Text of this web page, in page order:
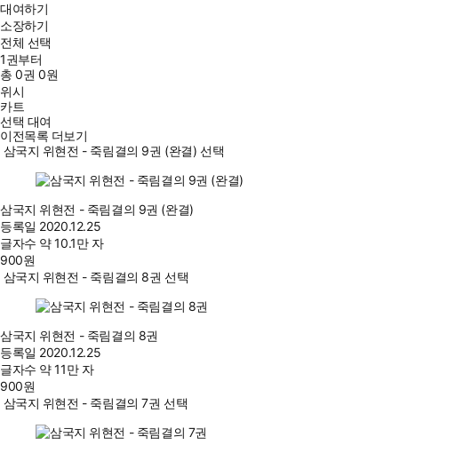
대여하기
소장하기
전체 선택
1권부터
총0권 0원
위시
카트
선택 대여
이전목록 더보기
삼국지 위현전 - 죽림결의 9권 (완결) 선택
삼국지 위현전 - 죽림결의 9권 (완결)
등록일 2020.12.25
글자수 약 10.1만 자
900원
삼국지 위현전 - 죽림결의 8권 선택
삼국지 위현전 - 죽림결의 8권
등록일 2020.12.25
글자수 약 11만 자
900원
삼국지 위현전 - 죽림결의 7권 선택